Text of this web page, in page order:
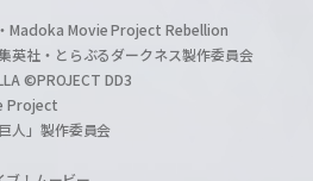
Madoka Movie Project Rebellion
英社・とらぶるダークネス製作委員会
©PROJECT DD3
Project
人」製作委員会